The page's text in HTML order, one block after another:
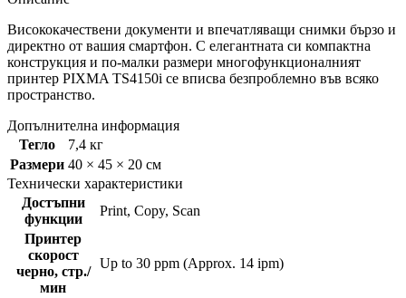
Висококачествени документи и впечатляващи снимки бързо и
директно от вашия смартфон. С елегантната си компактна
конструкция и по-малки размери многофункционалният
принтер PIXMA TS4150i се вписва безпроблемно във всяко
пространство.
Допълнителна информация
Тегло
7,4 кг
Размери 40 × 45 × 20 см
Технически характеристики
Достъпни
функции
Print, Copy, Scan
Принтер
скорост
черно, стр./
мин
Up to 30 ppm (Approx. 14 ipm)